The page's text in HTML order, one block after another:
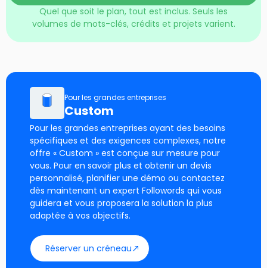
Quel que soit le plan, tout est inclus. Seuls les
volumes de mots-clés, crédits et projets varient.
Pour les grandes entreprises
Custom
Pour les grandes entreprises ayant des besoins
spécifiques et des exigences complexes, notre
offre « Custom » est conçue sur mesure pour
vous. Pour en savoir plus et obtenir un devis
personnalisé, planifier une démo ou contactez
dès maintenant un expert Followords qui vous
guidera et vous proposera la solution la plus
adaptée à vos objectifs.
Réserver un créneau